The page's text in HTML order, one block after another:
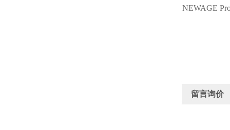
NEWAGE
留言询价